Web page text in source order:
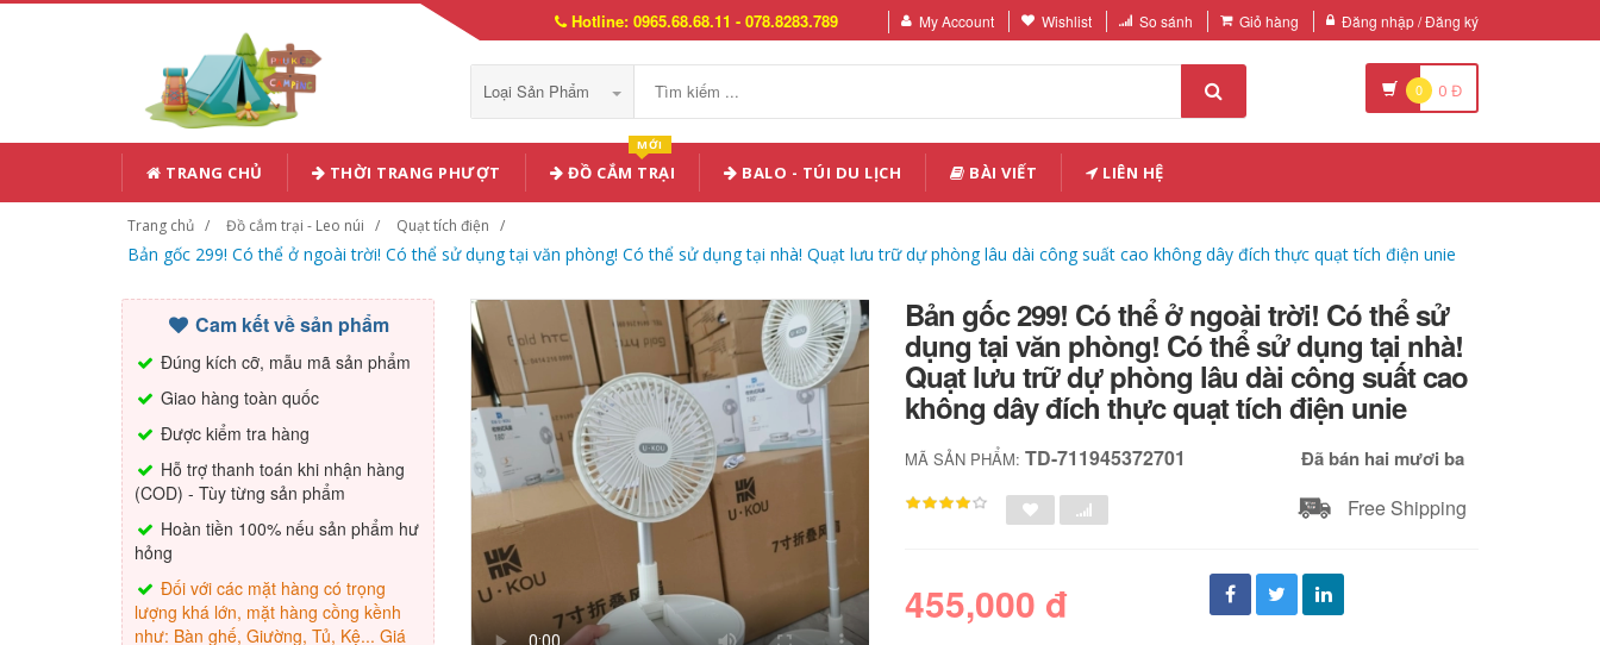
Hotline: 0965.68.68.11 - 078.8283.789 My Account Wishlist So sánh Giỏ hàng Đăng nhập / Đăng ký
Loại Sản Phẩm 0 0 Đ
TRANG CHỦ THỜI TRANG PHƯỢT ĐỒ CẮM TRẠI
MỚI
BALO - TÚI DU LỊCH BÀI VIẾT LIÊN HỆ
Trang chủ Đồ cắm trại - Leo núi Quạt tích điện
Bản gốc 299! Có thể ở ngoài trời! Có thể sử dụng tại văn phòng! Có thể sử dụng tại nhà! Quạt lưu trữ dự phòng lâu dài công suất cao không dây đích thực quạt tích điện unie
Cam kết về sản phẩm
Đúng kích cỡ, mẫu mã sản phẩm
Giao hàng toàn quốc
Được kiểm tra hàng
Hỗ trợ thanh toán khi nhận hàng
(COD) - Tùy từng sản phẩm
Hoàn tiền 100% nếu sản phẩm hư
hỏng
Đối với các mặt hàng có trọng
lượng khá lớn, mặt hàng cồng kềnh
như: Bàn ghế, Giường, Tủ, Kệ... Giá
Bản gốc 299! Có thể ở ngoài trời! Có thể sử
dụng tại văn phòng! Có thể sử dụng tại nhà!
Quạt lưu trữ dự phòng lâu dài công suất cao
không dây đích thực quạt tích điện unie
MÃ SẢN PHẨM:TD-711945372701 Đã bán hai mươi ba
Free Shipping
455,000 đ